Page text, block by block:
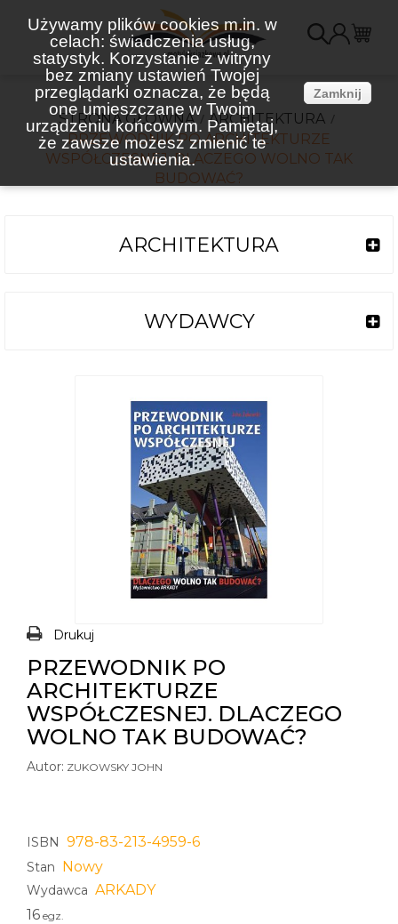
Używamy plików cookies m.in. w
celach: świadczenia usług,
statystyk. Korzystanie z witryny
bez zmiany ustawień Twojej
przeglądarki oznacza, że będą
one umieszczane w Twoim
urządzeniu końcowym. Pamiętaj,
że zawsze możesz zmienić te
ustawienia.
Zamknij
STRONA GŁÓWNA
ARCHITEKTURA
PRZEWODNIK PO ARCHITEKTURZE
WSPÓŁCZESNEJ. DLACZEGO WOLNO TAK
BUDOWAĆ?
ARCHITEKTURA
WYDAWCY
Drukuj
PRZEWODNIK PO
ARCHITEKTURZE
WSPÓŁCZESNEJ. DLACZEGO
WOLNO TAK BUDOWAĆ?
Autor: ZUKOWSKY JOHN
ISBN 978-83-213-4959-6
Stan Nowy
Wydawca ARKADY
16 egz.